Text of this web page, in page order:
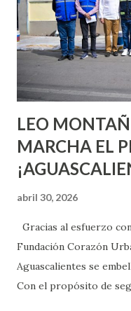
chica y aún no has
pienses que el sexo
experimentarlo, pero
experiencia te dirá,
son suficientemen...
LEO
MARCHA EL
abril 30, 2026
Gracias al esfuerzo
Fundación Corazón
Aguascalientes se
Con el propósito de